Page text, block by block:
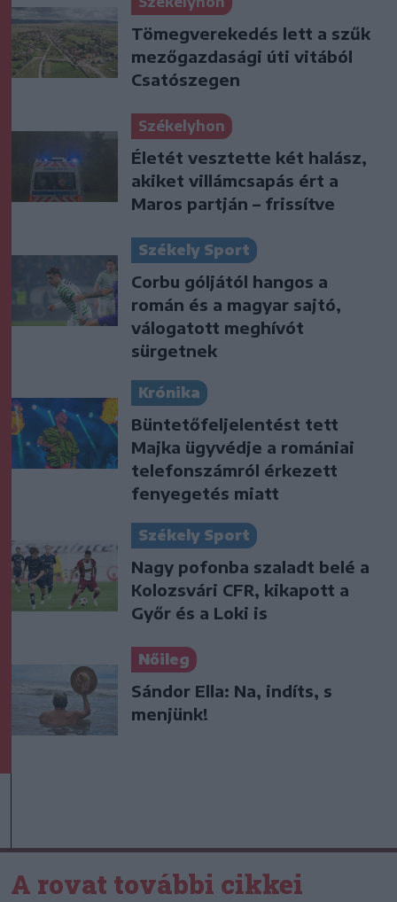
Tömegverekedés lett a szűk
mezőgazdasági úti vitából
Csatószegen
Székelyhon
Életét vesztette két halász,
akiket villámcsapás ért a
Maros partján – frissítve
Székely Sport
Corbu góljától hangos a
román és a magyar sajtó,
válogatott meghívót
sürgetnek
Krónika
Büntetőfeljelentést tett
Majka ügyvédje a romániai
telefonszámról érkezett
fenyegetés miatt
Székely Sport
Nagy pofonba szaladt belé a
Kolozsvári CFR, kikapott a
Győr és a Loki is
Nőileg
Sándor Ella: Na, indíts, s
menjünk!
A rovat további cikkei